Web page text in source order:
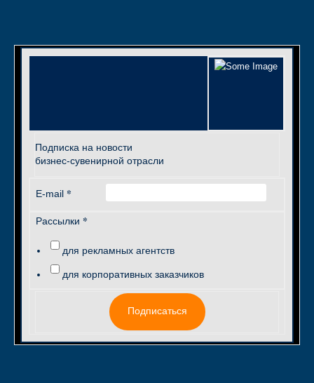
Подписка на новости
бизнес-сувенирной отрасли
E-mail *
Рассылки *
для рекламных агентств
для корпоративных заказчиков
Подписаться